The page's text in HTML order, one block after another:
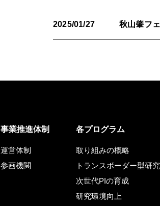
2025/01/27 秋山肇フ
事業推進体制
運営体制
参画機関
各プログラム
取り組みの概略
トランスボーダー型研
次世代PIの育成
研究環境向上